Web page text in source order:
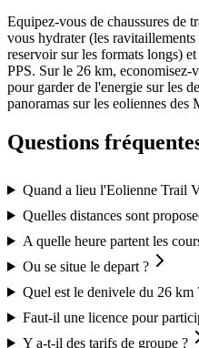
Equipez-vous de chaussures de
vous hydrater (les
reservoir sur les formats longs)
PPS. Sur le 26 km, economisez-
pour garder de l'energie sur les
panoramas sur les eoliennes des
Questions
Quand a lieu l'Eolienne Trail
Quelles distances sont
A quelle heure partent les
Ou se situe le depart ?
Quel est le denivele du 26 km
Faut-il une licence pour
Y a-t-il des tarifs de groupe ?